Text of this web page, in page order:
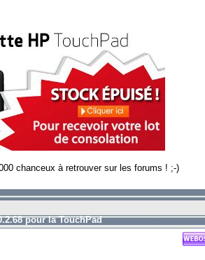
chanceux à retrouver sur les forums ! ;-)
pour la TouchPad